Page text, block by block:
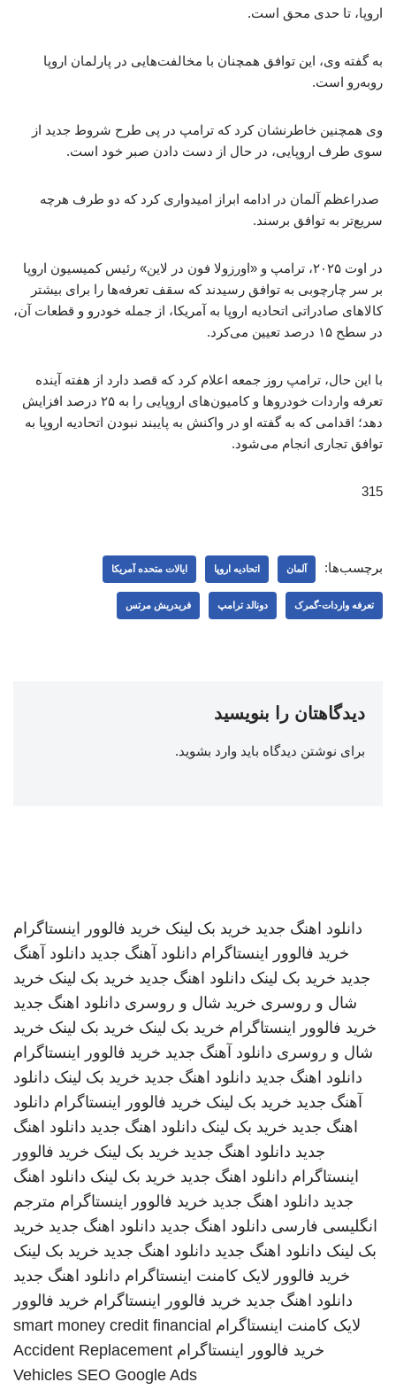
اروپا، تا حدی محق است.
به گفته وی، این توافق همچنان با مخالفت‌هایی در پارلمان اروپا
روبه‌رو است.
وی همچنین خاطرنشان کرد که ترامپ در پی طرح شروط جدید از
سوی طرف اروپایی، در حال از دست دادن صبر خود است.
صدراعظم آلمان در ادامه ابراز امیدواری کرد که دو طرف هرچه
سریع‌تر به توافق برسند.
در اوت ۲۰۲۵، ترامپ و «اورزولا فون در لاین» رئیس کمیسیون اروپا
بر سر چارچوبی به توافق رسیدند که سقف تعرفه‌ها را برای بیشتر
کالاهای صادراتی اتحادیه اروپا به آمریکا، از جمله خودرو و قطعات آن،
در سطح ۱۵ درصد تعیین می‌کرد.
با این حال، ترامپ روز جمعه اعلام کرد که قصد دارد از هفته آینده
تعرفه واردات خودروها و کامیون‌های اروپایی را به ۲۵ درصد افزایش
دهد؛ اقدامی که به گفته او در واکنش به پایبند نبودن اتحادیه اروپا به
توافق تجاری انجام می‌شود.
315
برچسب‌ها: آلمان اتحادیه اروپا ایالات متحده آمریکا
تعرفه واردات-گمرک دونالد ترامپ فریدریش مرتس
دیدگاهتان را بنویسید
برای نوشتن دیدگاه باید وارد بشوید.
دانلود اهنگ جدید خرید بک لینک خرید فالوور اینستاگرام
خرید فالوور اینستاگرام دانلود آهنگ جدید دانلود آهنگ
جدید خرید بک لینک دانلود اهنگ جدید خرید بک لینک خرید
شال و روسری خرید شال و روسری دانلود اهنگ جدید
خرید فالوور اینستاگرام خرید بک لینک خرید بک لینک خرید
شال و روسری دانلود آهنگ جدید خرید فالوور اینستاگرام
دانلود اهنگ جدید دانلود اهنگ جدید خرید بک لینک دانلود
آهنگ جدید خرید بک لینک خرید فالوور اینستاگرام دانلود
اهنگ جدید خرید بک لینک دانلود اهنگ جدید دانلود اهنگ
جدید دانلود اهنگ جدید خرید بک لینک خرید فالوور
اینستاگرام دانلود اهنگ جدید خرید بک لینک دانلود اهنگ
جدید دانلود اهنگ جدید خرید فالوور اینستاگرام مترجم
انگلیسی فارسی دانلود اهنگ جدید دانلود اهنگ جدید خرید
بک لینک دانلود اهنگ جدید دانلود اهنگ جدید خرید بک لینک
خرید فالوور لایک کامنت اینستاگرام دانلود اهنگ جدید
دانلود اهنگ جدید خرید فالوور اینستاگرام خرید فالوور
لایک کامنت اینستاگرام smart money credit financial
خرید فالوور اینستاگرام Accident Replacement
Vehicles SEO Google Ads